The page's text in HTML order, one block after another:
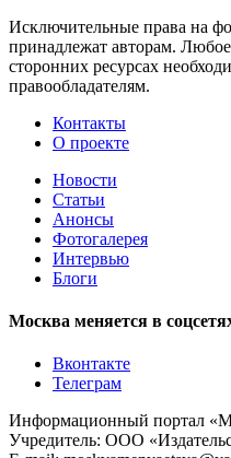
Исключительные права на
принадлежат авторам.
сторонних ресурсах
правообладателям.
Контакты
О проекте
Новости
Статьи
Анонсы
Фотогалерея
Интервью
Блоги
Москва меняется в
Вконтакте
Телеграм
Информационный портал
Учредитель: ООО